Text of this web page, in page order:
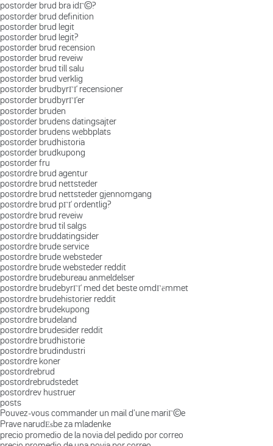
postorder brud bra idГ©?
postorder brud definition
postorder brud legit
postorder brud legit?
postorder brud recension
postorder brud reveiw
postorder brud till salu
postorder brud verklig
postorder brudbyrГҐ recensioner
postorder brudbyrГҐer
postorder bruden
postorder brudens datingsajter
postorder brudens webbplats
postorder brudhistoria
postorder brudkupong
postorder fru
postordre brud agentur
postordre brud nettsteder
postordre brud nettsteder gjennomgang
postordre brud pГҐ ordentlig?
postordre brud reveiw
postordre brud til salgs
postordre bruddatingsider
postordre brude service
postordre brude websteder
postordre brude websteder reddit
postordre brudebureau anmeldelser
postordre brudebyrГҐ med det beste omdГёmmet
postordre brudehistorier reddit
postordre brudekupong
postordre brudeland
postordre brudesider reddit
postordre brudhistorie
postordre brudindustri
postordre koner
postordrebrud
postordrebrudstedet
postordrev hustruer
posts
Pouvez-vous commander un mail d'une mariГ©e
Prave narudЕѕbe za mladenke
precio promedio de la novia del pedido por correo